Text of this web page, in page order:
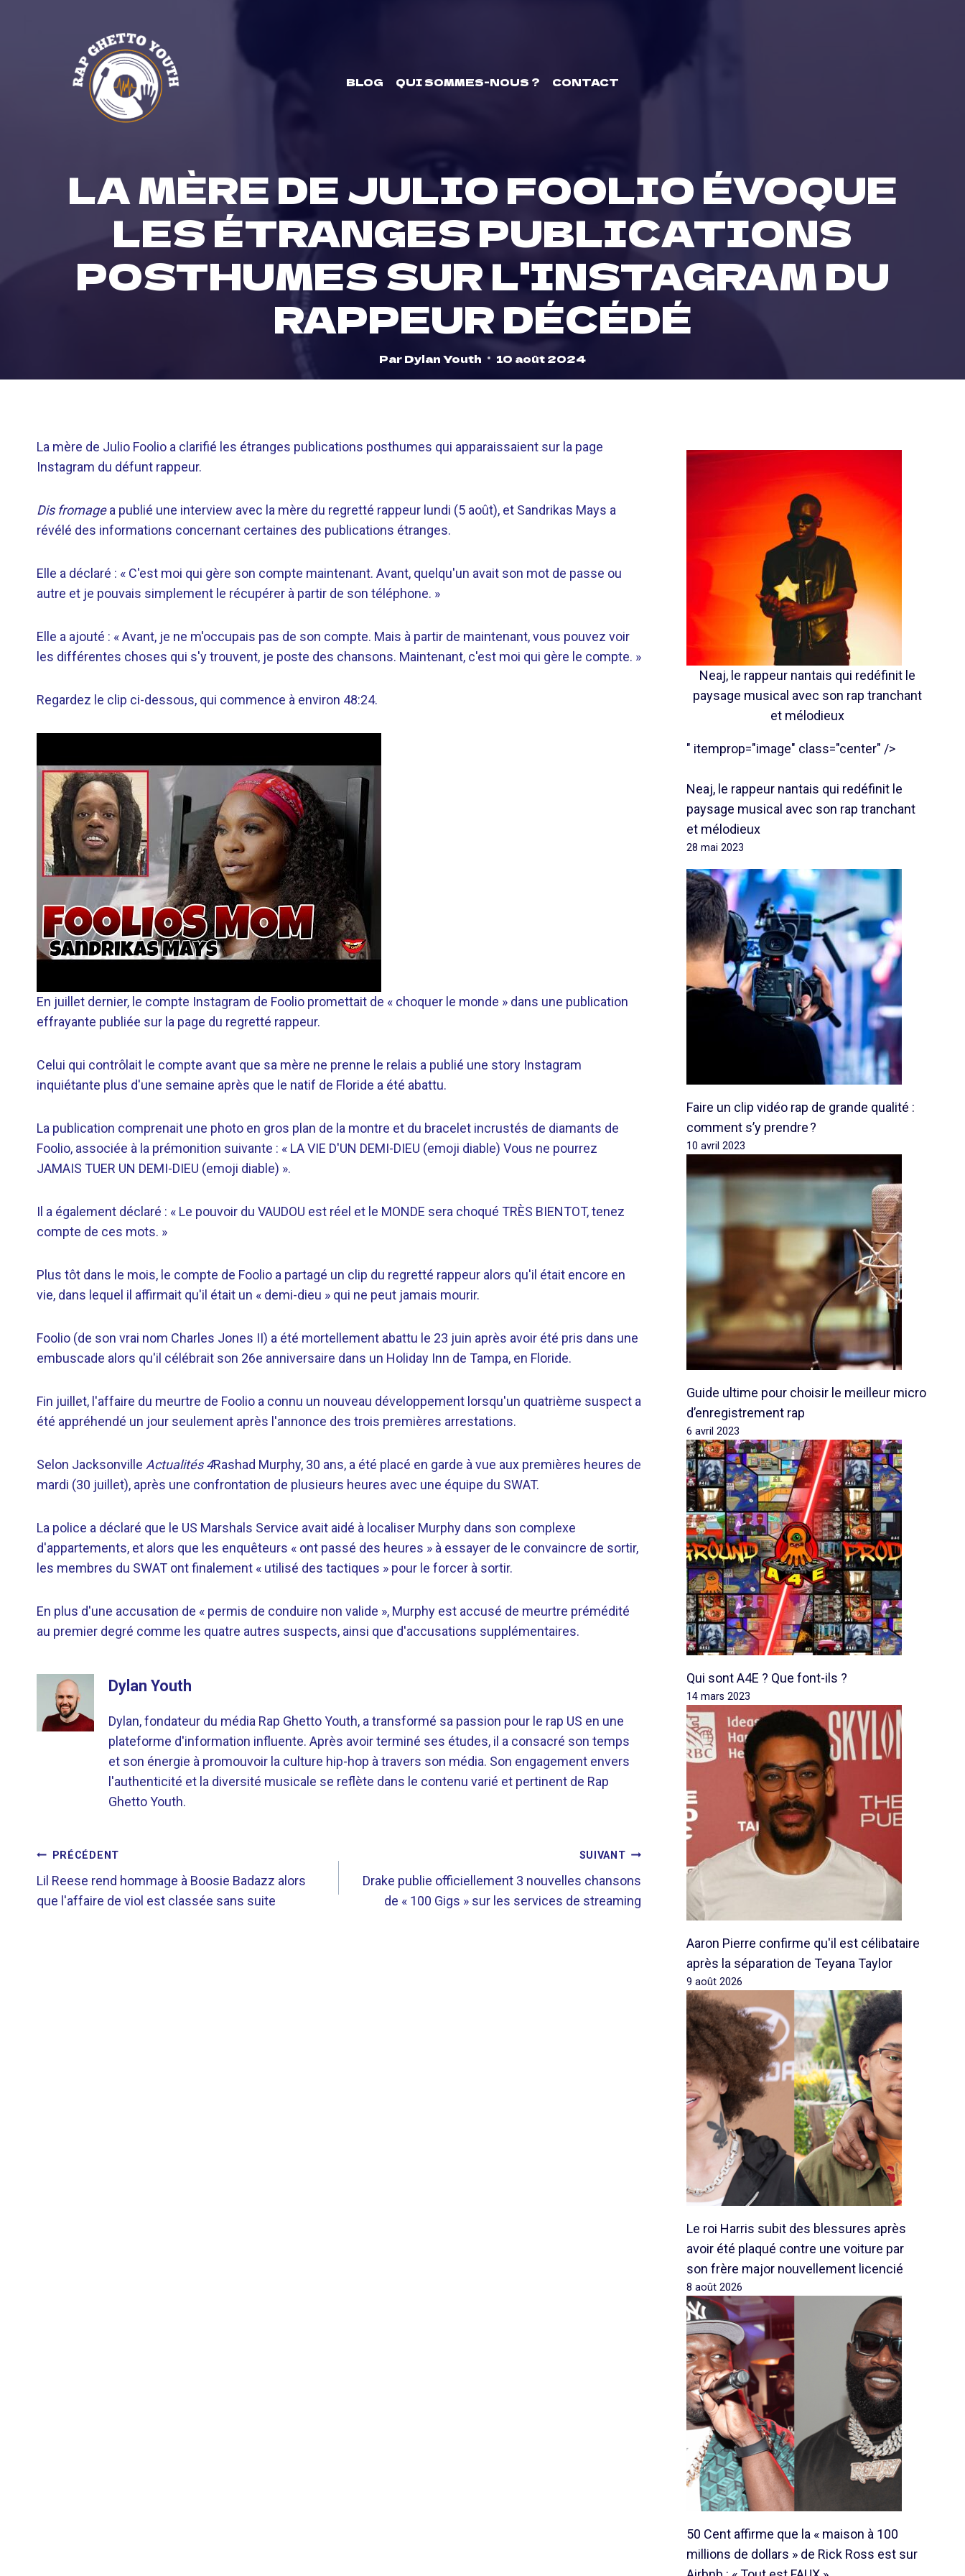
BLOG QUI SOMMES-NOUS ? CONTACT
LA MÈRE DE JULIO FOOLIO ÉVOQUE
LES ÉTRANGES PUBLICATIONS
POSTHUMES SUR L'INSTAGRAM DU
RAPPEUR DÉCÉDÉ
ParDylan Youth 10 août 2024
La mère de Julio Foolio a clarifié les étranges publications posthumes qui apparaissaient sur la page
Instagram du défunt rappeur.
Dis fromagea publié une interview avec la mère du regretté rappeur lundi (5 août), et Sandrikas Mays a
révélé des informations concernant certaines des publications étranges.
Elle a déclaré : « C'est moi qui gère son compte maintenant. Avant, quelqu'un avait son mot de passe ou
autre et je pouvais simplement le récupérer à partir de son téléphone. »
Elle a ajouté : « Avant, je ne m'occupais pas de son compte. Mais à partir de maintenant, vous pouvez voir
les différentes choses qui s'y trouvent, je poste des chansons. Maintenant, c'est moi qui gère le compte. »
Regardez le clip ci-dessous, qui commence à environ 48:24.
En juillet dernier, le compte Instagram de Foolio promettait de « choquer le monde » dans une publication
effrayante publiée sur la page du regretté rappeur.
Celui qui contrôlait le compte avant que sa mère ne prenne le relais a publié une story Instagram
inquiétante plus d'une semaine après que le natif de Floride a été abattu.
La publication comprenait une photo en gros plan de la montre et du bracelet incrustés de diamants de
Foolio, associée à la prémonition suivante : « LA VIE D'UN DEMI-DIEU (emoji diable) Vous ne pourrez
JAMAIS TUER UN DEMI-DIEU (emoji diable) ».
Il a également déclaré : « Le pouvoir du VAUDOU est réel et le MONDE sera choqué TRÈS BIENTOT, tenez
compte de ces mots. »
Plus tôt dans le mois, le compte de Foolio a partagé un clip du regretté rappeur alors qu'il était encore en
vie, dans lequel il affirmait qu'il était un « demi-dieu » qui ne peut jamais mourir.
Foolio (de son vrai nom Charles Jones II) a été mortellement abattu le 23 juin après avoir été pris dans une
embuscade alors qu'il célébrait son 26e anniversaire dans un Holiday Inn de Tampa, en Floride.
Fin juillet, l'affaire du meurtre de Foolio a connu un nouveau développement lorsqu'un quatrième suspect a
été appréhendé un jour seulement après l'annonce des trois premières arrestations.
Selon Jacksonville Actualités 4Rashad Murphy, 30 ans, a été placé en garde à vue aux premières heures de
mardi (30 juillet), après une confrontation de plusieurs heures avec une équipe du SWAT.
La police a déclaré que le US Marshals Service avait aidé à localiser Murphy dans son complexe
d'appartements, et alors que les enquêteurs « ont passé des heures » à essayer de le convaincre de sortir,
les membres du SWAT ont finalement « utilisé des tactiques » pour le forcer à sortir.
En plus d'une accusation de « permis de conduire non valide », Murphy est accusé de meurtre prémédité
au premier degré comme les quatre autres suspects, ainsi que d'accusations supplémentaires.
Dylan Youth
Dylan, fondateur du média Rap Ghetto Youth, a transformé sa passion pour le rap US en une
plateforme d'information influente. Après avoir terminé ses études, il a consacré son temps
et son énergie à promouvoir la culture hip-hop à travers son média. Son engagement envers
l'authenticité et la diversité musicale se reflète dans le contenu varié et pertinent de Rap
Ghetto Youth.
NAVIGATION
DE
PRÉCÉDENT
Lil Reese rend hommage à Boosie Badazz alors
que l'affaire de viol est classée sans suite
SUIVANT
Drake publie officiellement 3 nouvelles chansons
de « 100 Gigs » sur les services de streaming
Neaj, le rappeur nantais qui redéfinit le
paysage musical avec son rap tranchant
et mélodieux
" itemprop="image" class="center" />
Neaj, le rappeur nantais qui redéfinit le
paysage musical avec son rap tranchant
et mélodieux
28 mai 2023
Faire un clip vidéo rap de grande qualité :
comment s’y prendre ?
10 avril 2023
Guide ultime pour choisir le meilleur micro
d’enregistrement rap
6 avril 2023
Qui sont A4E ? Que font-ils ?
14 mars 2023
Aaron Pierre confirme qu'il est célibataire
après la séparation de Teyana Taylor
9 août 2026
Le roi Harris subit des blessures après
avoir été plaqué contre une voiture par
son frère major nouvellement licencié
8 août 2026
50 Cent affirme que la « maison à 100
millions de dollars » de Rick Ross est sur